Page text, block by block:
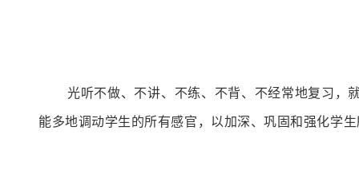
光听不做、不讲、不练、不背、不经常地复习，
能多地调动学生的所有感官，以加深、巩固和强化学